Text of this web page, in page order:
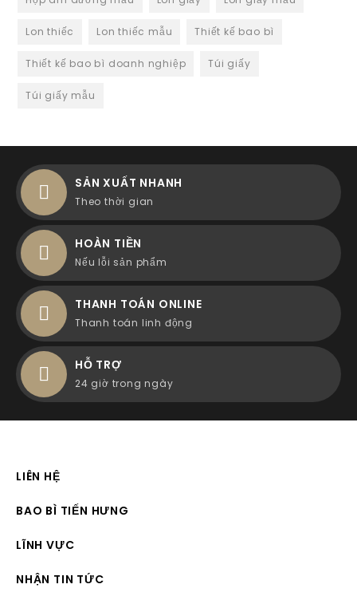
Lon thiếc Lon thiếc mẫu Thiết kế bao bì
Thiết kế bao bì doanh nghiệp Túi giấy
Túi giấy mẫu
SẢN XUẤT NHANH
Theo thời gian
HOÀN TIỀN
Nếu lỗi sản phẩm
THANH TOÁN ONLINE
Thanh toán linh động
HỖ TRỢ
24 giờ trong ngày
LIÊN HỆ
BAO BÌ TIẾN HƯNG
LĨNH VỰC
NHẬN TIN TỨC